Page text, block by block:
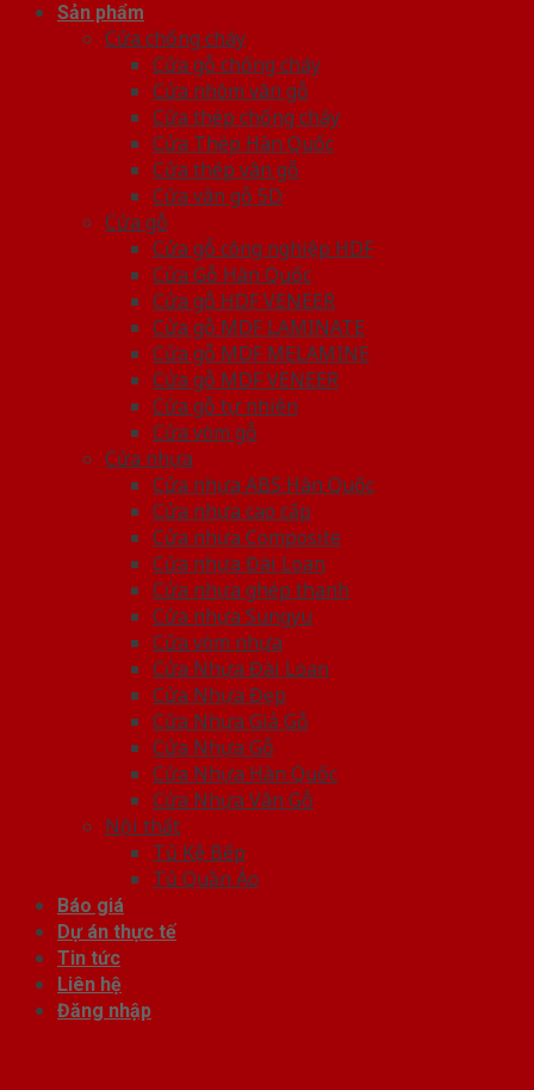
Sản phẩm
Cửa chống cháy
Cửa gỗ chống cháy
Cửa nhôm vân gỗ
Cửa thép chống cháy
Cửa Thép Hàn Quốc
Cửa thép vân gỗ
Cửa vân gỗ 5D
Cửa gỗ
Cửa gỗ công nghiệp HDF
Cửa Gỗ Hàn Quốc
Cửa gỗ HDF VENEER
Cửa gỗ MDF LAMINATE
Cửa gỗ MDF MELAMINE
Cửa gỗ MDF VENEER
Cửa gỗ tự nhiên
Cửa vòm gỗ
Cửa nhựa
Cửa nhựa ABS Hàn Quốc
Cửa nhựa cao cấp
Cửa nhựa Composite
Cửa nhựa Đài Loan
Cửa nhựa ghép thanh
Cửa nhựa Sungyu
Cửa vòm nhựa
Cửa Nhựa Đài Loan
Cửa Nhựa Đẹp
Cửa Nhựa Giả Gỗ
Cửa Nhựa Gỗ
Cửa Nhựa Hàn Quốc
Cửa Nhựa Vân Gỗ
Nội thất
Tủ Kệ Bếp
Tủ Quần Áo
Báo giá
Dự án thực tế
Tin tức
Liên hệ
Đăng nhập